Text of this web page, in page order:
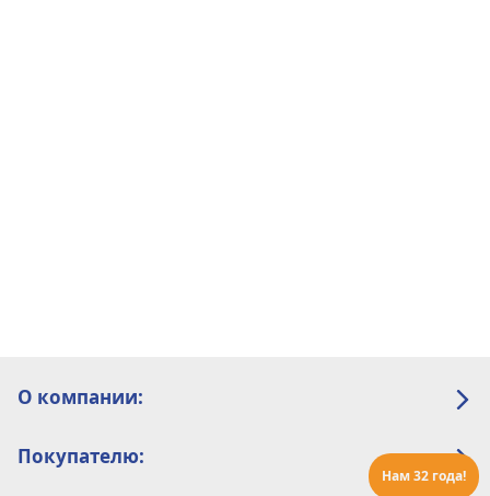
Нам 32 года!
О компании:
Покупателю: